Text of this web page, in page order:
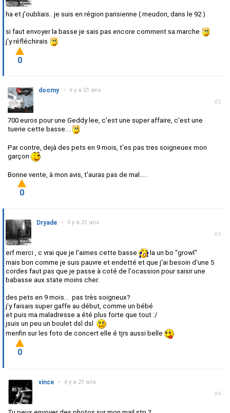
ha et j'oubliais.. je suis en région parisienne ( meudon, dans le 92 )
si faut envoyer la basse je sais pas encore comment sa marche
j'y réfléchirais
0
#2
doomy • il y a 21 ans
700 euros pour une Geddy lee, c'est une super affaire, c'est une
tuerie cette basse....
Par contre, dejà des pets en 9 mois, t'es pas tres soigneuex mon
garçon
Bonne vente, à mon avis, t'auras pas de mal.....
0
#3
Dryade • il y a 21 ans
erf merci , c vrai que je l'aimes cette basse
la un bo "growl"
mais bon comme je suis pauvre et endetté et que j'ai besoin d'une 5
cordes faut pas que je passe à coté de l'ocassion pour saisir une
babasse aux state moins cher.
des pets en 9 mois... pas très soigneux?
j'y faisais super gaffe au début, comme un bébé
et puis ma maladresse a été plus forte que tout :/
jsuis un peu un boulet dsl dsl
menfin sur les foto de concert elle é tjrs aussi belle
0
#4
vince • il y a 21 ans